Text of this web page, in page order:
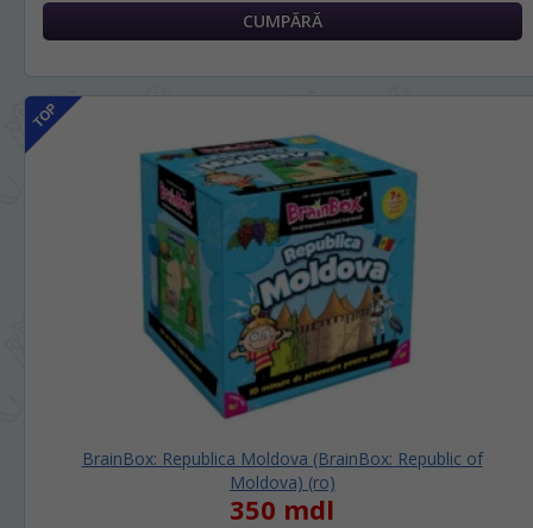
BrainBox: Republica Moldova (BrainBox: Republic of
Moldova) (ro)
350 mdl